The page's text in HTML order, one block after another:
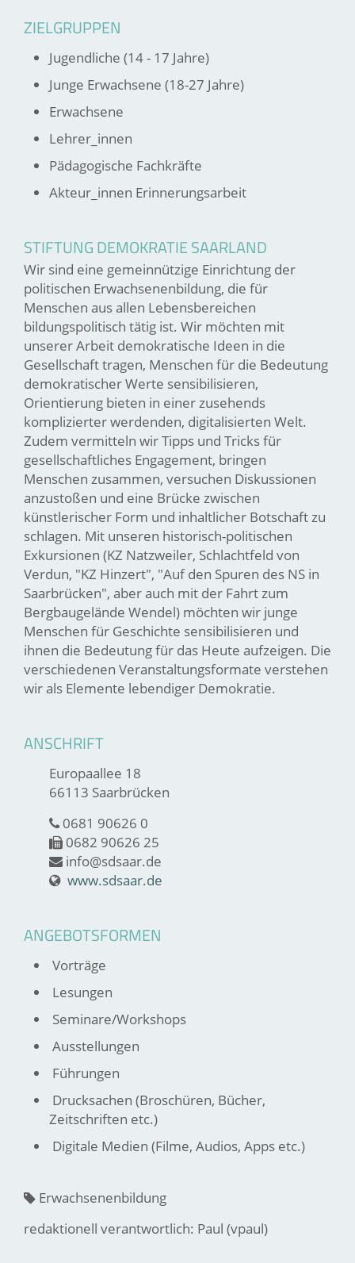
ZIELGRUPPEN
Jugendliche (14 - 17 Jahre)
Junge Erwachsene (18-27 Jahre)
Erwachsene
Lehrer_innen
Pädagogische Fachkräfte
Akteur_innen Erinnerungsarbeit
STIFTUNG DEMOKRATIE SAARLAND
Wir sind eine gemeinnützige Einrichtung der
politischen Erwachsenenbildung, die für
Menschen aus allen Lebensbereichen
bildungspolitisch tätig ist. Wir möchten mit
unserer Arbeit demokratische Ideen in die
Gesellschaft tragen, Menschen für die Bedeutung
demokratischer Werte sensibilisieren,
Orientierung bieten in einer zusehends
komplizierter werdenden, digitalisierten Welt.
Zudem vermitteln wir Tipps und Tricks für
gesellschaftliches Engagement, bringen
Menschen zusammen, versuchen Diskussionen
anzustoßen und eine Brücke zwischen
künstlerischer Form und inhaltlicher Botschaft zu
schlagen. Mit unseren historisch-politischen
Exkursionen (KZ Natzweiler, Schlachtfeld von
Verdun, "KZ Hinzert", "Auf den Spuren des NS in
Saarbrücken", aber auch mit der Fahrt zum
Bergbaugelände Wendel) möchten wir junge
Menschen für Geschichte sensibilisieren und
ihnen die Bedeutung für das Heute aufzeigen. Die
verschiedenen Veranstaltungsformate verstehen
wir als Elemente lebendiger Demokratie.
ANSCHRIFT
Europaallee 18
66113 Saarbrücken
0681 90626 0
0682 90626 25
info@sdsaar.de
www.sdsaar.de
ANGEBOTSFORMEN
Vorträge
Lesungen
Seminare/Workshops
Ausstellungen
Führungen
Drucksachen (Broschüren, Bücher,
Zeitschriften etc.)
Digitale Medien (Filme, Audios, Apps etc.)
Erwachsenenbildung
redaktionell verantwortlich: Paul (vpaul)